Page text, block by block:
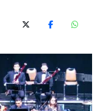
X (Twitter)Facebook